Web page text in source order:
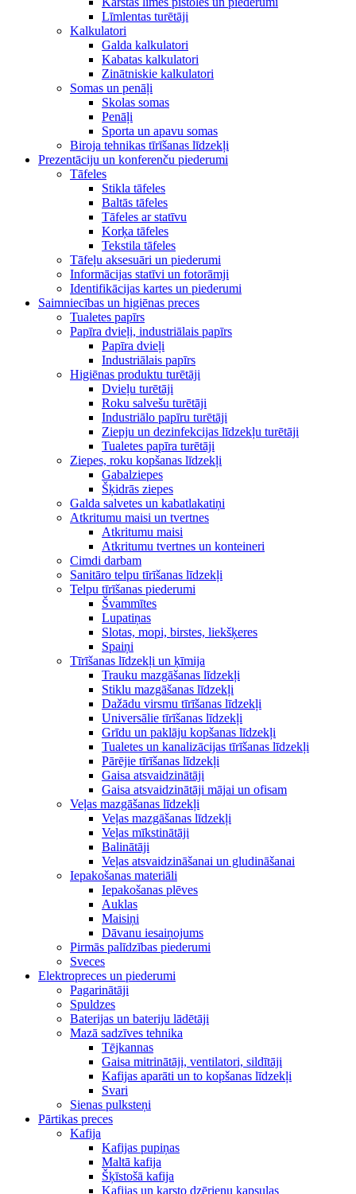
Līmlentas turētāji
Kalkulatori
Galda kalkulatori
Kabatas kalkulatori
Zinātniskie kalkulatori
Somas un penāļi
Skolas somas
Penāļi
Sporta un apavu somas
Biroja tehnikas tīrīšanas līdzekļi
Prezentāciju un konferenču piederumi
Tāfeles
Stikla tāfeles
Baltās tāfeles
Tāfeles ar statīvu
Korķa tāfeles
Tekstila tāfeles
Tāfeļu aksesuāri un piederumi
Informācijas statīvi un fotorāmji
Identifikācijas kartes un piederumi
Saimniecības un higiēnas preces
Tualetes papīrs
Papīra dvieļi, industriālais papīrs
Papīra dvieļi
Industriālais papīrs
Higiēnas produktu turētāji
Dvieļu turētāji
Roku salvešu turētāji
Industriālo papīru turētāji
Ziepju un dezinfekcijas līdzekļu turētāji
Tualetes papīra turētāji
Ziepes, roku kopšanas līdzekļi
Gabalziepes
Šķidrās ziepes
Galda salvetes un kabatlakatiņi
Atkritumu maisi un tvertnes
Atkritumu maisi
Atkritumu tvertnes un konteineri
Cimdi darbam
Sanitāro telpu tīrīšanas līdzekļi
Telpu tīrīšanas piederumi
Švammītes
Lupatiņas
Slotas, mopi, birstes, liekšķeres
Spaiņi
Tīrīšanas līdzekļi un ķīmija
Trauku mazgāšanas līdzekļi
Stiklu mazgāšanas līdzekļi
Dažādu virsmu tīrīšanas līdzekļi
Universālie tīrīšanas līdzekļi
Grīdu un paklāju kopšanas līdzekļi
Tualetes un kanalizācijas tīrīšanas līdzekļi
Pārējie tīrīšanas līdzekļi
Gaisa atsvaidzinātāji
Gaisa atsvaidzinātāji mājai un ofisam
Veļas mazgāšanas līdzekļi
Veļas mazgāšanas līdzekļi
Veļas mīkstinātāji
Balinātāji
Veļas atsvaidzināšanai un gludināšanai
Iepakošanas materiāli
Iepakošanas plēves
Auklas
Maisiņi
Dāvanu iesaiņojums
Pirmās palīdzības piederumi
Sveces
Elektropreces un piederumi
Pagarinātāji
Spuldzes
Baterijas un bateriju lādētāji
Mazā sadzīves tehnika
Tējkannas
Gaisa mitrinātāji, ventilatori, sildītāji
Kafijas aparāti un to kopšanas līdzekļi
Svari
Sienas pulksteņi
Pārtikas preces
Kafija
Kafijas pupiņas
Maltā kafija
Šķīstošā kafija
Kafijas un karsto dzērienu kapsulas